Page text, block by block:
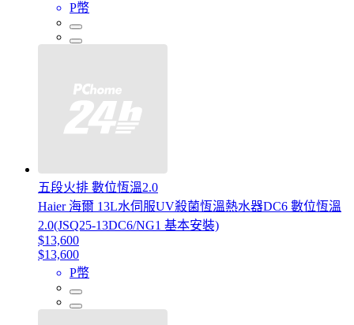
P幣
五段火排 數位恆溫2.0
Haier 海爾 13L水伺服UV殺菌恆溫熱水器DC6 數位恆溫
2.0(JSQ25-13DC6/NG1 基本安裝)
$13,600
$13,600
P幣